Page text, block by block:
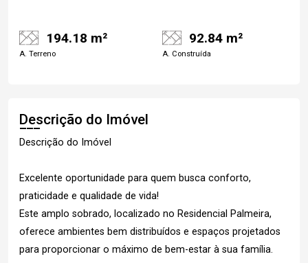
194.18 m²
A. Terreno
92.84 m²
A. Construída
Descrição do Imóvel
Descrição do Imóvel
Excelente oportunidade para quem busca conforto,
praticidade e qualidade de vida!
Este amplo sobrado, localizado no Residencial Palmeira,
oferece ambientes bem distribuídos e espaços projetados
para proporcionar o máximo de bem-estar à sua família.